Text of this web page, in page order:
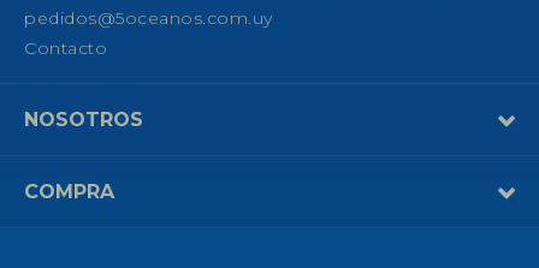
pedidos@5oceanos.com.uy
Contacto
NOSOTROS
COMPRA